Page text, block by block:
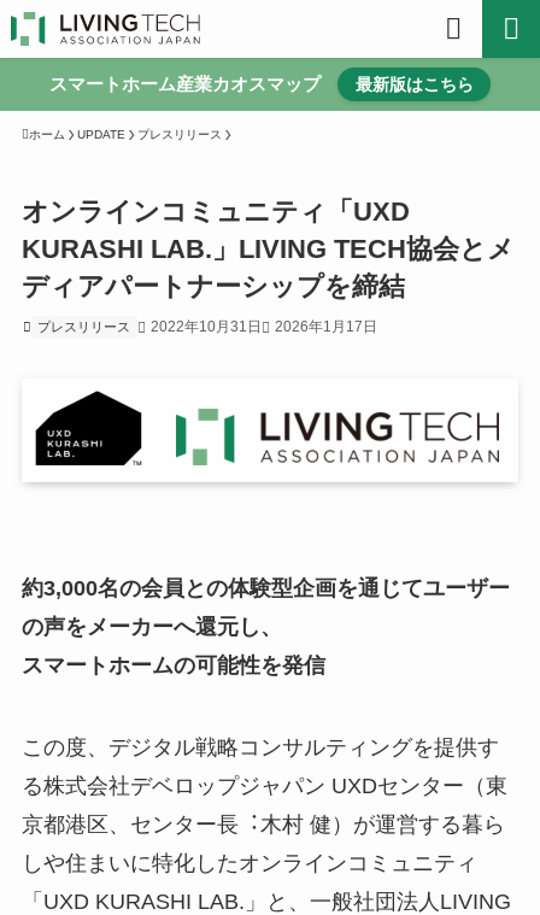
スマートホーム産業カオスマップ 最新版はこちら
ホーム UPDATE プレスリリース
オンラインコミュニティ「UXD
KURASHI LAB.」LIVING TECH協会とメ
ディアパートナーシップを締結
プレスリリース 2022年10月31日 2026年1月17日
約3,000名の会員との体験型企画を通じてユーザー
の声をメーカーへ還元し、
スマートホームの可能性を発信
この度、デジタル戦略コンサルティングを提供す
る株式会社デベロップジャパン UXDセンター（東
京都港区、センター長︓木村 健）が運営する暮ら
しや住まいに特化したオンラインコミュニティ
「UXD KURASHI LAB.」と、一般社団法人LIVING